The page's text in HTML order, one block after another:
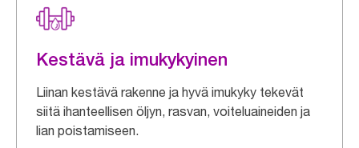
Kestävä ja imukykyinen
Liinan kestävä rakenne ja hyvä imukyky tekevät
siitä ihanteellisen öljyn, rasvan, voiteluaineiden ja
lian poistamiseen.